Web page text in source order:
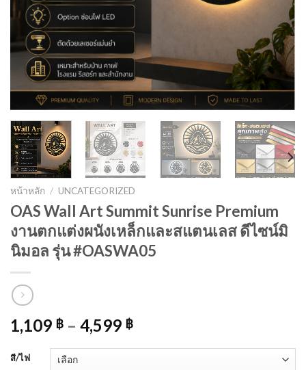
หน้าหลัก / UNCATEGORIZED
OAS Wall Art Summit Sunrise Premium
งานตกแต่งผนังเหล็กและสแตนเลส ดีไซน์มิ
นิมอล รุ่น #OASWA05
1,109 ฿ – 4,599 ฿
สี/ไฟ